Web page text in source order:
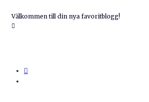
Välkommen till din nya favoritblogg!